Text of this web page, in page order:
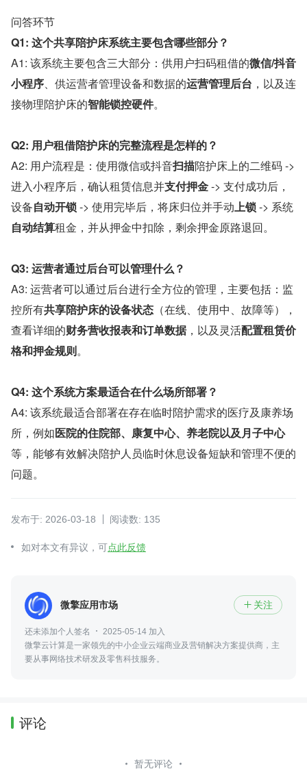
问答环节
Q1: 这个共享陪护床系统主要包含哪些部分？
A1: 该系统主要包含三大部分：供用户扫码租借的微信/抖音
小程序、供运营者管理设备和数据的运营管理后台 ，以及连
接物理陪护床的智能锁控硬件。
Q2: 用户租借陪护床的完整流程是怎样的？
A2: 用户流程是：使用微信或抖音扫描陪护床上的二维码 ->
进入小程序后，确认租赁信息并支付押金 -> 支付成功后，
设备自动开锁 -> 使用完毕后，将床归位并手动上锁 -> 系统
自动结算租金，并从押金中扣除，剩余押金原路退回。
Q3: 运营者通过后台可以管理什么？
A3: 运营者可以通过后台进行全方位的管理，主要包括：监
控所有共享陪护床的设备状态 （在线、使用中、故障等），
查看详细的财务营收报表和订单数据，以及灵活配置租赁价
格和押金规则。
Q4: 这个系统方案最适合在什么场所部署？
A4: 该系统最适合部署在存在临时陪护需求的医疗及康养场
所，例如医院的住院部、康复中心、养老院以及月子中心
等，能够有效解决陪护人员临时休息设备短缺和管理不便的
问题。
发布于: 2026-03-18 阅读数: 135
如对本文有异议，可点此反馈
微擎应用市场  关注
还未添加个人签名
2025-05-14 加入
微擎云计算是一家领先的中小企业云端商业及营销解决方案提供商，主
要从事网络技术研发及零售科技服务。
评论
暂无评论